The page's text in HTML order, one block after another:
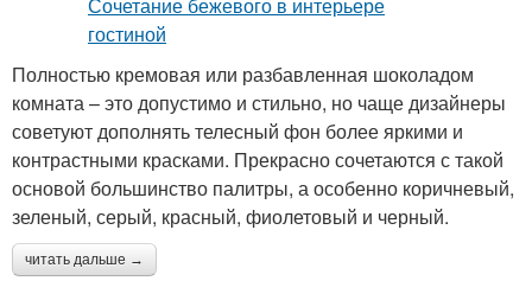
Полностью кремовая или разбавленная шоколадом
комната – это допустимо и стильно, но чаще дизайнеры
советуют дополнять телесный фон более яркими и
контрастными красками. Прекрасно сочетаются с такой
основой большинство палитры, а особенно коричневый,
зеленый, серый, красный, фиолетовый и черный.
читать дальше →